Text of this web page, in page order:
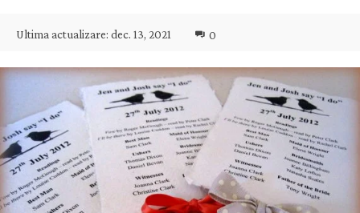
Ultima actualizare: dec. 13, 2021 0